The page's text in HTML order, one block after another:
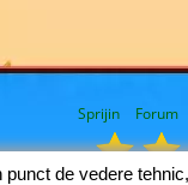
Sprijin Forum
de vedere